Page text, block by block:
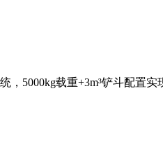
，5000kg载重+3m³铲斗配置